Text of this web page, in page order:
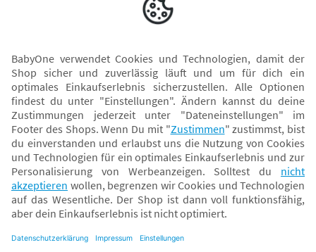
Versand mit
* Alle Preise inkl. MwSt. und ggf. zzgl.Versandkosten. Der dargestellte Preis gilt -
abhängig von der von dir gewählten Option - im BabyOne-Onlineshop oder bei
Abholung in dem von dir gewählten BabyOne-Franchise-Betrieb. Der für den
Onlineshop geltende Preis stellt bei einem Verkauf durch unsere Franchise-
Nehmer eine unverbindliche Preisempfehlung dar. Der Verkaufspreis der
daher von dem Verkaufspreis im Onlineshop abweichen. Angaben zu